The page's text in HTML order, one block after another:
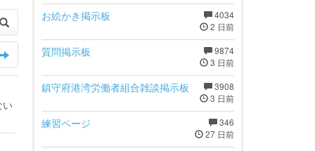
4034
2 日前
お絵かき掲示板
9874
3 日前
質問掲示板
3908
3 日前
鎮守府港湾労働者組合雑談掲示板
346
27 日前
練習ページ